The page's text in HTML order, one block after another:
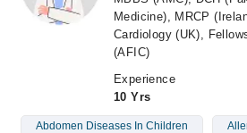
Medicine), MRCP
Cardiology (UK),
(AFIC)
Experience
10 Yrs
Abdomen Diseases In Children